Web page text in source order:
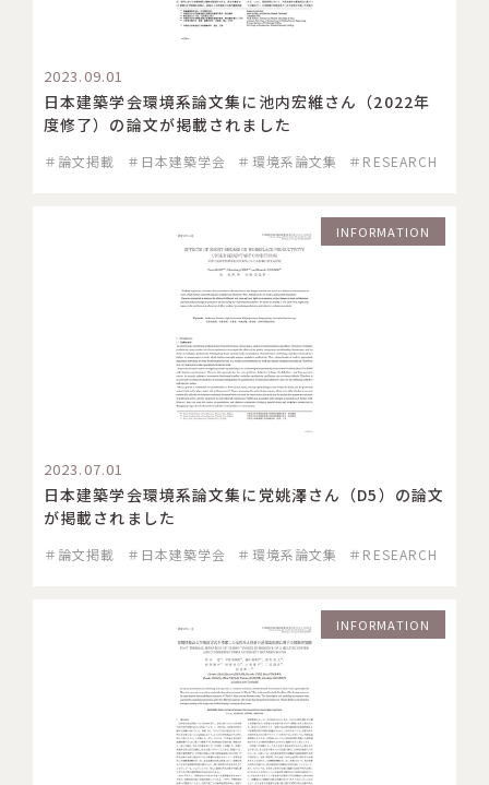
2023.09.01
日本建築学会環境系論文集に池内宏維さん（2022年
度修了）の論文が掲載されました
＃論文掲載 ＃日本建築学会 ＃環境系論文集 ＃RESEARCH
INFORMATION
2023.07.01
日本建築学会環境系論文集に党姚澤さん（D5）の論文
が掲載されました
＃論文掲載 ＃日本建築学会 ＃環境系論文集 ＃RESEARCH
INFORMATION